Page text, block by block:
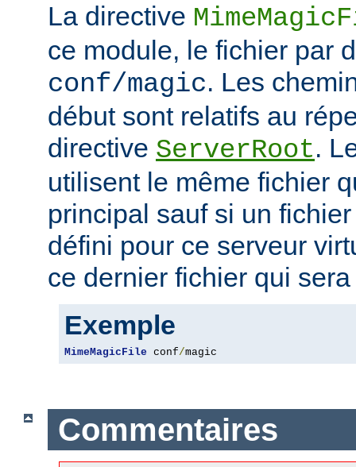
La directive
ce module, le fichier par
conf/magic. Les
début sont relatifs au
directive ServerRoot.
utilisent le même fichier
principal sauf si un
défini pour ce serveur
ce dernier fichier qui
Exemple
MimeMagicFile conf/magic
Commentaires